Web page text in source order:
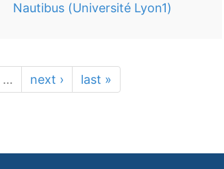
Nautibus (Université Lyon1)
… next › last »